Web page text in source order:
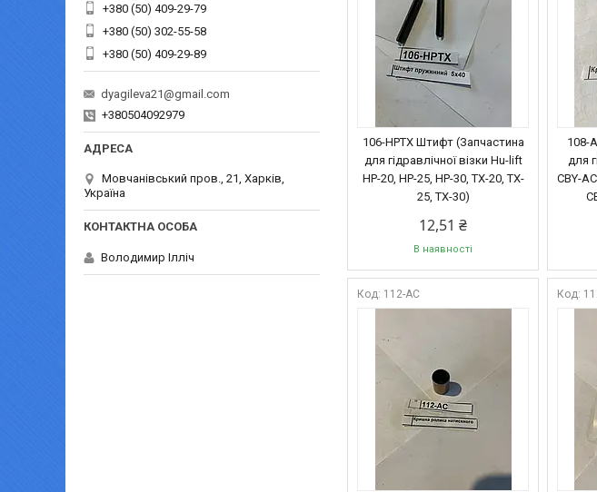
106-HPTX Штифт (Запчастина
для гідравлічної візки Hu-lift
HP-20, HP-25, HP-30, TX-20, TX-
25, TX-30)
12,51 ₴
В наявності
108-
для
CBY-
112-AC
+380 (50) 409-29-79
+380 (50) 302-55-58
+380 (50) 409-29-89
dyagileva21@gmail.com
+380504092979
Мовчанівський пров., 21, Харків,
Україна
Володимир Ілліч